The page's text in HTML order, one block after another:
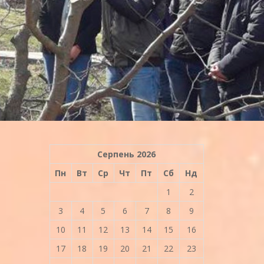
Серпень 2026
Пн
Вт Ср Чт Пт Сб
Нд
1
2
3
4 5 6 7 8
9
10
11 12 13 14 15
16
17
18 19 20 21 22
23